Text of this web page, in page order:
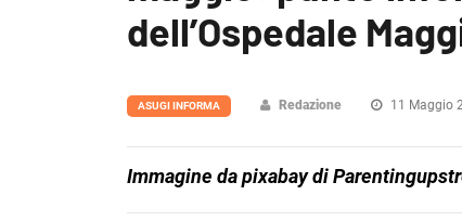
dell’Ospedale
ASUGI INFORMA Redazione 11 Maggio
Immagine da pixabay di